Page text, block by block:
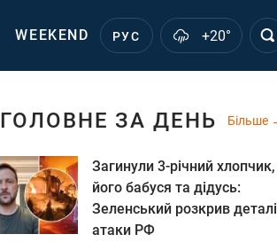
WEEKEND РУС +20°
ГОЛОВНЕ ЗА ДЕНЬ Більше
Загинули 3-річний хлопчик,
його бабуся та дідусь:
Зеленський розкрив деталі
атаки РФ